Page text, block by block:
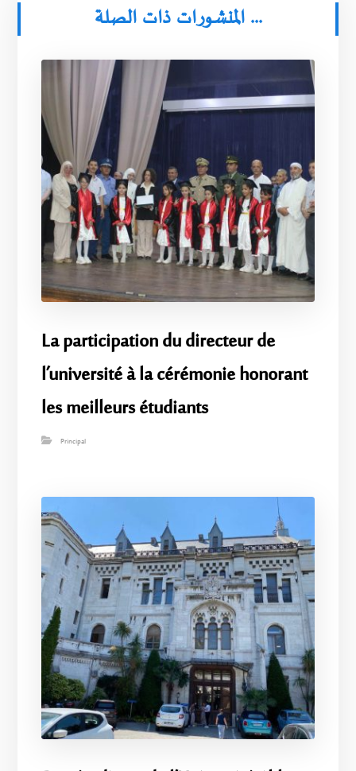
المنشورات ذات الصلة ...
La participation du directeur de
l’université à la cérémonie honorant
les meilleurs étudiants
Principal